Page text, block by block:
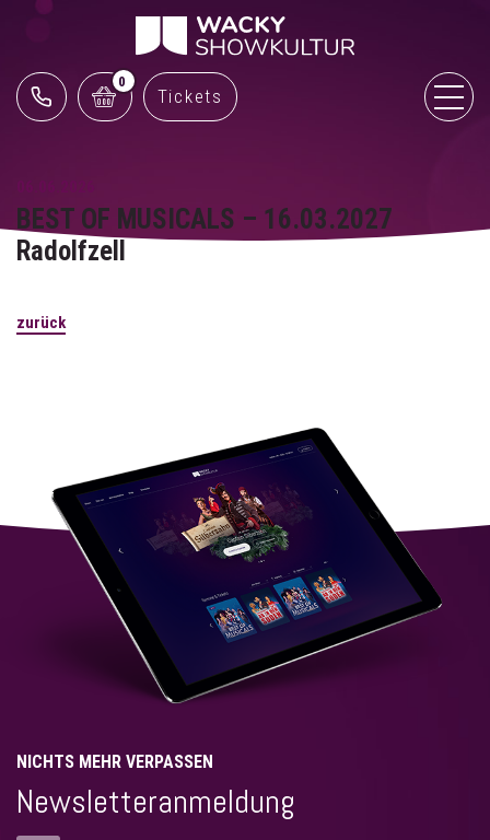
0
Tickets
BEST OF MUSICALS – 16.03.2027
Radolfzell
zurück
NICHTS MEHR VERPASSEN
Newsletteranmeldung